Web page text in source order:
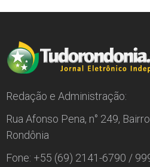
Redação e Administração:
Rua Afonso Pena, n° 249,
Rondônia
Fone: +55 (69) 2141-6790 /